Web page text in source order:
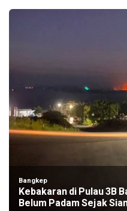
Bangkep
Kebakaran di Pulau 3B
Belum Padam Sejak